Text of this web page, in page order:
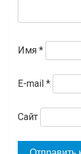
Имя *
E-mail *
Сайт